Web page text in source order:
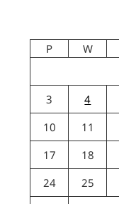
P W
3
4
10
11
17
18
24
25